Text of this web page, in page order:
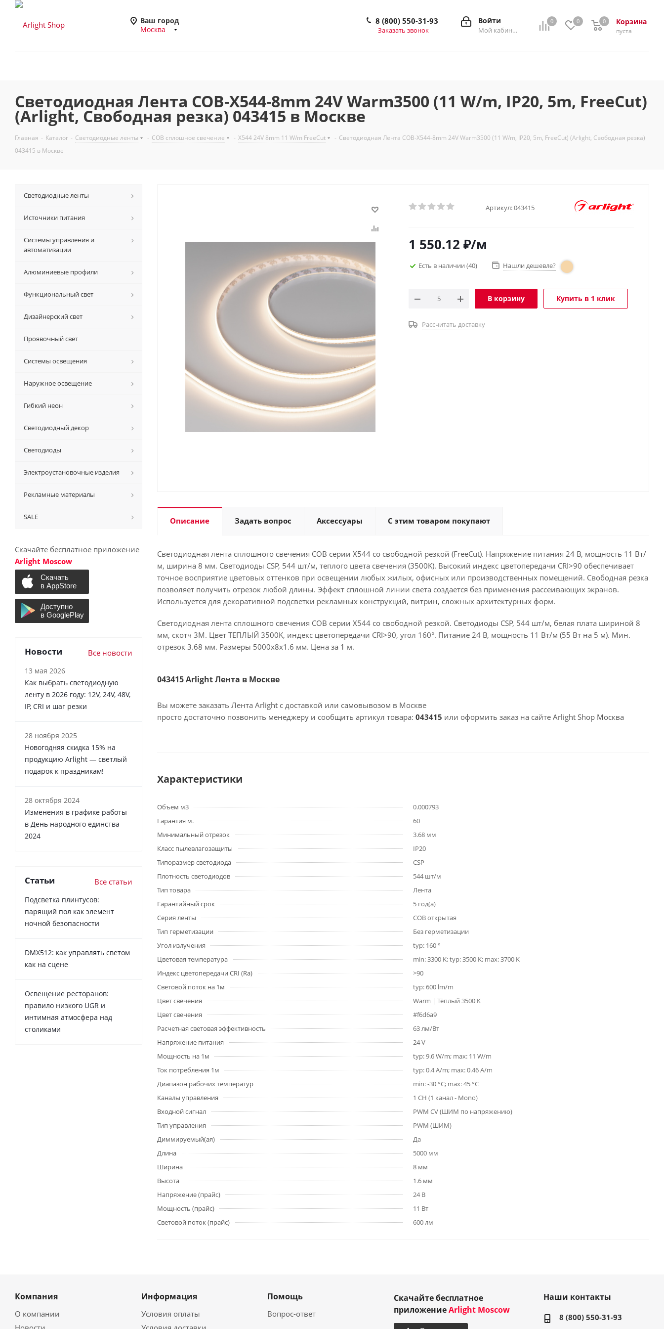
Ваш город
Москва
0 0 Корзина
0
пуста
0
Войти
Мой кабинет
8 (800) 550-31-93
Заказать звонок
Светодиодная Лента COB-X544-8mm 24V Warm3500 (11 W/m, IP20, 5m, FreeСut)
(Arlight, Свободная резка) 043415 в Москве
Главная - Каталог - Светодиодные ленты - COB сплошное свечение - X544 24V 8mm 11 W/m FreeCut - Светодиодная Лента COB-X544-8mm 24V Warm3500 (11 W/m, IP20, 5m, FreeСut) (Arlight, Свободная резка)
043415 в Москве
Артикул:043415
1 550.12 ₽/м
Есть в наличии (40) Нашли дешевле?
В корзину Купить в 1 клик
Рассчитать доставку
Описание Задать вопрос Аксессуары С этим товаром покупают
Светодиодная лента сплошного свечения COB серии X544 со свободной резкой (FreeCut). Напряжение питания 24 В, мощность 11 Вт/
м, ширина 8 мм. Светодиоды CSP, 544 шт/м, теплого цвета свечения (3500K). Высокий индекс цветопередачи CRI>90 обеспечивает
точное восприятие цветовых оттенков при освещении любых жилых, офисных или производственных помещений. Свободная резка
позволяет получить отрезок любой длины. Эффект сплошной линии света создается без применения рассеивающих экранов.
Используется для декоративной подсветки рекламных конструкций, витрин, сложных архитектурных форм.
Светодиодная лента сплошного свечения COB серии X544 со свободной резкой. Светодиоды CSP, 544 шт/м, белая плата шириной 8
мм, скотч 3M. Цвет ТЕПЛЫЙ 3500K, индекс цветопередачи CRI>90, угол 160°. Питание 24 В, мощность 11 Вт/м (55 Вт на 5 м). Мин.
отрезок 3.68 мм. Размеры 5000х8х1.6 мм. Цена за 1 м.
043415 Arlight Лента в Москве
Вы можете заказать Лента Arlight с доставкой или самовывозом в Москве
просто достаточно позвонить менеджеру и сообщить артикул товара: 043415 или оформить заказ на сайте Arlight Shop Москва
Характеристики
Объем м3
0.000793
Гарантия м.
60
Минимальный отрезок
3.68 мм
Класс пылевлагозащиты
IP20
Типоразмер светодиода
CSP
Плотность светодиодов
544 шт/м
Тип товара
Лента
Гарантийный срок
5 год(а)
Серия ленты
COB открытая
Тип герметизации
Без герметизации
Угол излучения
typ: 160 °
Цветовая температура
min: 3300 K; typ: 3500 K; max: 3700 K
Индекс цветопередачи CRI (Ra)
>90
Световой поток на 1м
typ: 600 lm/m
Цвет свечения
Warm | Тёплый 3500 K
Цвет свечения
#f6d6a9
Расчетная световая эффективность
63 лм/Вт
Напряжение питания
24 V
Мощность на 1м
typ: 9.6 W/m; max: 11 W/m
Ток потребления 1м
typ: 0.4 A/m; max: 0.46 A/m
Диапазон рабочих температур
min: -30 °C; max: 45 °C
Каналы управления
1 CH (1 канал - Mono)
Входной сигнал
PWM СV (ШИМ по напряжению)
Тип управления
PWM (ШИМ)
Диммируемый(ая)
Да
Длина
5000 мм
Ширина
8 мм
Высота
1.6 мм
Напряжение (прайс)
24 В
Мощность (прайс)
11 Вт
Световой поток (прайс)
600 лм
Светодиодные ленты
Источники питания
Системы управления и
автоматизации
Алюминиевые профили
Функциональный свет
Дизайнерский свет
Проявочный свет
Системы освещения
Наружное освещение
Гибкий неон
Светодиодный декор
Светодиоды
Электроустановочные изделия
Рекламные материалы
SALE
Скачайте бесплатное приложение
Arlight Moscow
Новости Все новости
13 мая 2026
Как выбрать светодиодную
ленту в 2026 году: 12V, 24V, 48V,
IP, CRI и шаг резки
28 ноября 2025
Новогодняя скидка 15% на
продукцию Arlight — светлый
подарок к праздникам!
28 октября 2024
Изменения в графике работы
в День народного единства
2024
Статьи Все статьи
Подсветка плинтусов:
парящий пол как элемент
ночной безопасности
DMX512: как управлять светом
как на сцене
Освещение ресторанов:
правило низкого UGR и
интимная атмосфера над
столиками
Компания
О компании
Информация
Условия оплаты
Помощь
Вопрос-ответ
Скачайте бесплатное
приложениеArlight Moscow
Наши контакты
8 (800) 550-31-93